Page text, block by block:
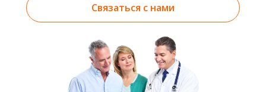
Связаться с нами